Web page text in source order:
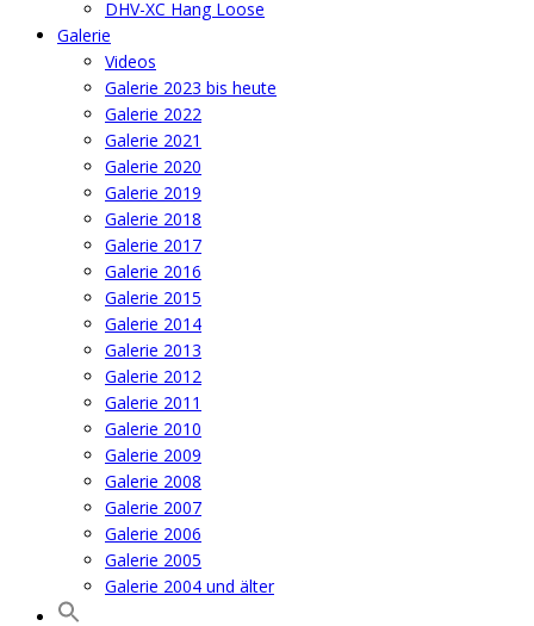
DHV-XC Hang Loose
Galerie
Videos
Galerie 2023 bis heute
Galerie 2022
Galerie 2021
Galerie 2020
Galerie 2019
Galerie 2018
Galerie 2017
Galerie 2016
Galerie 2015
Galerie 2014
Galerie 2013
Galerie 2012
Galerie 2011
Galerie 2010
Galerie 2009
Galerie 2008
Galerie 2007
Galerie 2006
Galerie 2005
Galerie 2004 und älter